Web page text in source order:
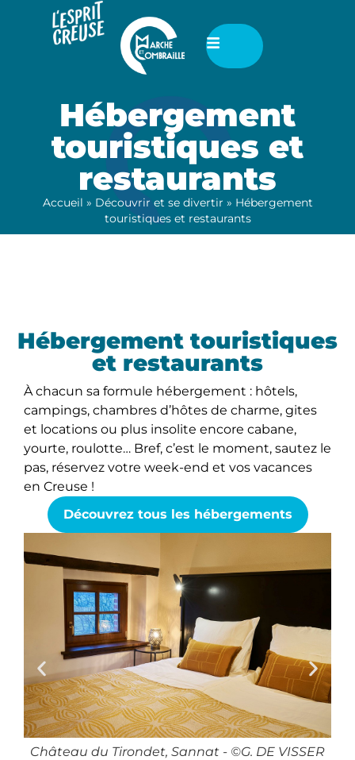
Hébergement
touristiques et
restaurants
Accueil » Découvrir et se divertir » Hébergement
touristiques et restaurants
Hébergement touristiques
et restaurants
À chacun sa formule hébergement : hôtels,
campings, chambres d’hôtes de charme, gites
et locations ou plus insolite encore cabane,
yourte, roulotte… Bref, c’est le moment, sautez le
pas, réservez votre week-end et vos vacances
en Creuse !
Découvrez tous les hébergements
Château du Tirondet, Sannat - ©G. DE VISSER